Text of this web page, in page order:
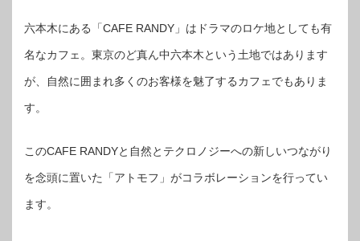
六本木にある「CAFE RANDY」はドラマのロケ地としても有
名なカフェ。東京のど真ん中六本木という土地ではあります
が、自然に囲まれ多くのお客様を魅了するカフェでもありま
す。
このCAFE RANDYと自然とテクロノジーへの新しいつながり
を念頭に置いた「アトモフ」がコラボレーションを行ってい
ます。